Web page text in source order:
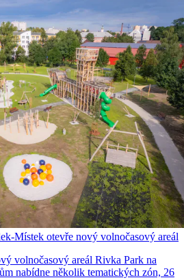
Místek otevře nový volnočasový areál
volnočasový areál Rivka Park na
nabídne několik tematických zón, 26